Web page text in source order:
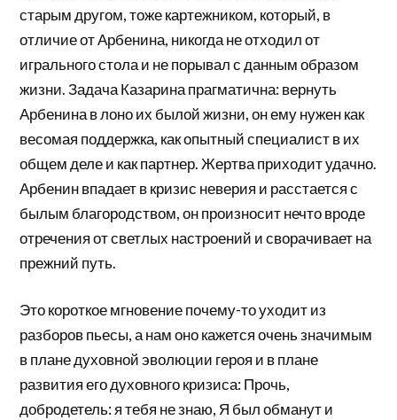
старым другом, тоже картежником, который, в
отличие от Арбенина, никогда не отходил от
игрального стола и не порывал с данным образом
жизни. Задача Казарина прагматична: вернуть
Арбенина в лоно их былой жизни, он ему нужен как
весомая поддержка, как опытный специалист в их
общем деле и как партнер. Жертва приходит удачно.
Арбенин впадает в кризис неверия и расстается с
былым благородством, он произносит нечто вроде
отречения от светлых настроений и сворачивает на
прежний путь.
Это короткое мгновение почему-то уходит из
разборов пьесы, а нам оно кажется очень значимым
в плане духовной эволюции героя и в плане
развития его духовного кризиса: Прочь,
добродетель: я тебя не знаю, Я был обманут и